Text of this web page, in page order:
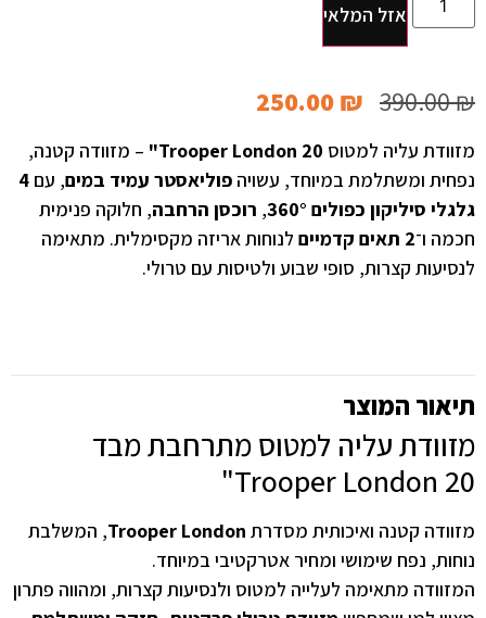
מזוודת עליה למטוס Trooper London 20"
– מזוודה קטנה,
נפחית ומשתלמת במיוחד, עשויה פוליאסטר עמיד במים, עם 4
גלגלי סיליקון כפולים 360°
, רוכסן הרחבה, חלוקה פנימית
חכמה ו־2 תאים קדמיים
לנוחות אריזה מקסימלית. מתאימה
לנסיעות קצרות, סופי שבוע ולטיסות עם טרולי.
390.00₪
250.00₪
אזל המלאי
תיאור המוצר
מזוודת עליה למטוס מתרחבת מבד
Trooper London 20"
מזוודה קטנה ואיכותית מסדרת Trooper London, המשלבת
נוחות, נפח שימושי ומחיר אטרקטיבי במיוחד.
המזוודה מתאימה לעלייה למטוס ולנסיעות קצרות, ומהווה פתרון